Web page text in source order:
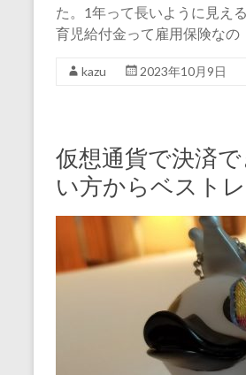
た。1年って長いように見え
育児給付金って雇用保険なの
kazu 2023年10月9日
仮想通貨で決済
い方からベスト